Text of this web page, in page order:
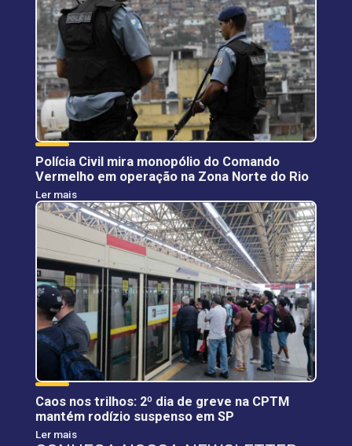
Polícia Civil mira monopólio do Comando
Vermelho em operação na Zona Norte do Rio
Ler mais
Caos nos trilhos: 2º dia de greve na CPTM
mantém rodízio suspenso em SP
Ler mais